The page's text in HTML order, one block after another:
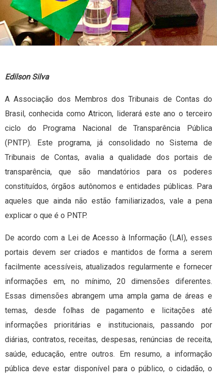
Edilson Silva
A Associação dos Membros dos Tribunais de Contas do
Brasil, conhecida como Atricon, liderará este ano o terceiro
ciclo do Programa Nacional de Transparência Pública
(PNTP). Este programa, já consolidado no Sistema de
Tribunais de Contas, avalia a qualidade dos portais de
transparência, que são mandatórios para os poderes
constituídos, órgãos autônomos e entidades públicas. Para
aqueles que ainda não estão familiarizados, vale a pena
explicar o que é o PNTP.
De acordo com a Lei de Acesso à Informação (LAI), esses
portais devem ser criados e mantidos de forma a serem
facilmente acessíveis, atualizados regularmente e fornecer
informações em, no mínimo, 20 dimensões diferentes.
Essas dimensões abrangem uma ampla gama de áreas e
temas, desde folhas de pagamento e licitações até
informações prioritárias e institucionais, passando por
diárias, contratos, receitas, despesas, renúncias de receita,
saúde, educação, entre outros. Em resumo, a informação
pública deve estar disponível para o público, o cidadão, o